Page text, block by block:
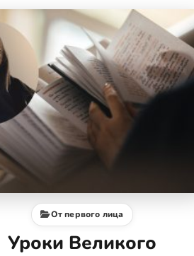
От первого лица
Уроки Великого